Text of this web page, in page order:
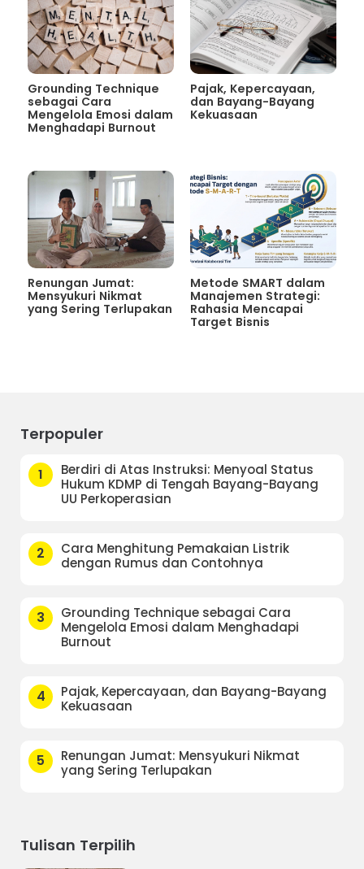
Grounding Technique
sebagai Cara
Mengelola Emosi dalam
Menghadapi Burnout
Pajak, Kepercayaan,
dan Bayang-Bayang
Kekuasaan
Renungan Jumat:
Mensyukuri Nikmat
yang Sering Terlupakan
Metode SMART dalam
Manajemen Strategi:
Rahasia Mencapai
Target Bisnis
Terpopuler
1
Berdiri di Atas Instruksi: Menyoal Status
Hukum KDMP di Tengah Bayang-Bayang
UU Perkoperasian
2
Cara Menghitung Pemakaian Listrik
dengan Rumus dan Contohnya
3
Grounding Technique sebagai Cara
Mengelola Emosi dalam Menghadapi
Burnout
4
Pajak, Kepercayaan, dan Bayang-Bayang
Kekuasaan
5
Renungan Jumat: Mensyukuri Nikmat
yang Sering Terlupakan
Tulisan Terpilih